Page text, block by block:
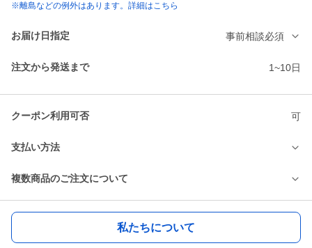
※離島などの例外はあります。詳細はこちら
お届け日指定 事前相談必須
注文から発送まで 1~10日
クーポン利用可否 可
支払い方法
複数商品のご注文について
私たちについて